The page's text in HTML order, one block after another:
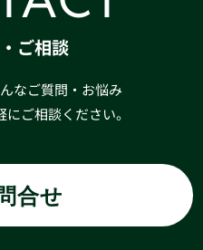
ご相談
なご質問・お悩み
ご相談ください。
合せ